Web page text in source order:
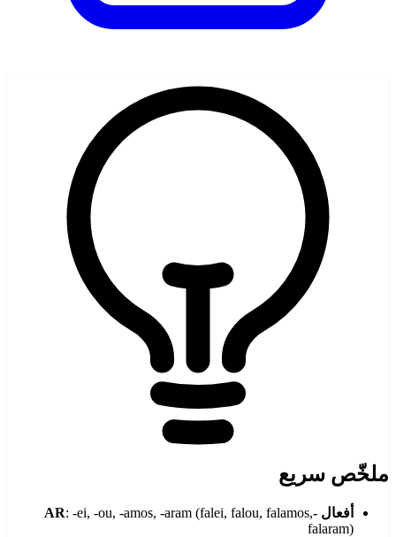
ملخّص سريع
أفعال -AR: -ei, -ou, -amos, -aram (falei, falou, falamos,
falaram)